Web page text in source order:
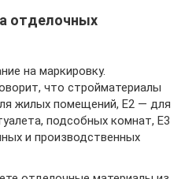
отделочных
на маркировку.
что стройматериалы
жилых помещений, Е2 — для
подсобных комнат, Е3
и производственных